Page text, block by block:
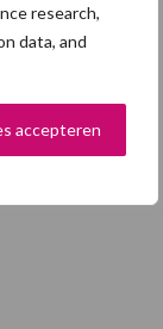
research,
data, and
accepteren
dat